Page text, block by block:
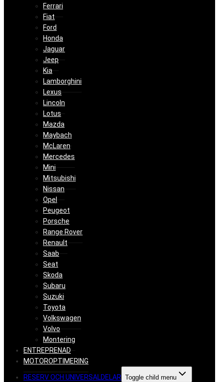
Ferrari
Fiat
Ford
Honda
Jaguar
Jeep
Kia
Lamborghini
Lexus
Lincoln
Lotus
Mazda
Maybach
McLaren
Mercedes
Mini
Mitsubishi
Nissan
Opel
Peugeot
Porsche
Range Rover
Renault
Saab
Seat
Skoda
Subaru
Suzuki
Toyota
Volkswagen
Volvo
Montering
ENTREPRENAD
MOTOROPTIMERING
RESERV OCH UNIVERSALDELAR Toggle child menu